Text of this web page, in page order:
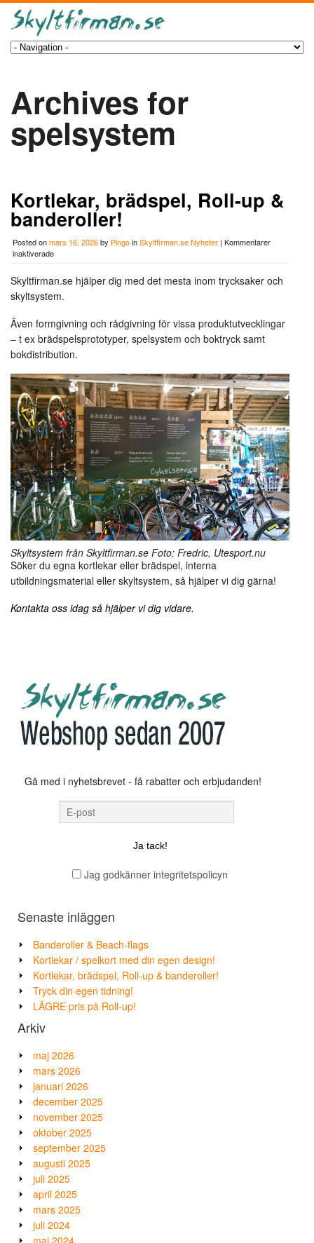
Archives for
spelsystem
Kortlekar, brädspel, Roll-up &
banderoller!
Posted onmars 16, 2026by PingoinSkyltfirman.se Nyheter | Kommentarer
inaktiveradeför
brädspel,
Roll-
up
banderoller!
Skyltfirman.se hjälper dig med det mesta inom trycksaker och
skyltsystem.
Även formgivning och rådgivning för vissa produktutvecklingar
– t ex brädspelsprototyper, spelsystem och boktryck samt
bokdistribution.
Skyltsystem från Skyltfirman.se Foto: Fredric, Utesport.nu
Söker du egna kortlekar eller brädspel, interna
utbildningsmaterial eller skyltsystem, så hjälper vi dig gärna!
Kontakta oss idag så hjälper vi dig vidare.
Gå med i nyhetsbrevet - få rabatter och erbjudanden!
Jag godkänner integritetspolicyn
Senaste inläggen
Banderoller & Beach-flags
Kortlekar / spelkort med din egen design!
Kortlekar, brädspel, Roll-up & banderoller!
Tryck din egen tidning!
LÄGRE pris på Roll-up!
Arkiv
maj 2026
mars 2026
januari 2026
december 2025
november 2025
oktober 2025
september 2025
augusti 2025
juli 2025
april 2025
mars 2025
juli 2024